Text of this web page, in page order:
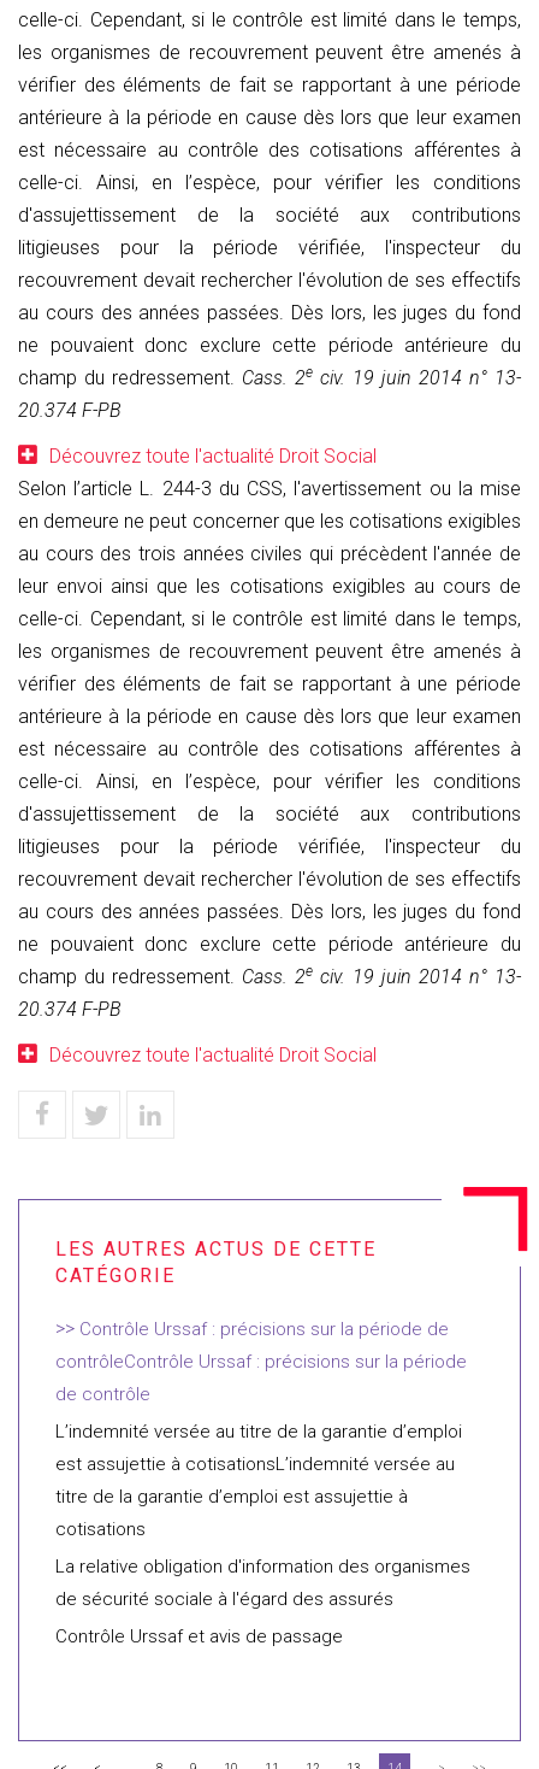
celle-ci. Cependant, si le contrôle est limité dans le temps,
les organismes de recouvrement peuvent être amenés à
vérifier des éléments de fait se rapportant à une période
antérieure à la période en cause dès lors que leur examen
est nécessaire au contrôle des cotisations afférentes à
celle-ci. Ainsi, en l’espèce, pour vérifier les conditions
d'assujettissement de la société aux contributions
litigieuses pour la période vérifiée, l'inspecteur du
recouvrement devait rechercher l'évolution de ses effectifs
au cours des années passées. Dès lors, les juges du fond
ne pouvaient donc exclure cette période antérieure du
champ du redressement. Cass. 2e civ. 19 juin 2014 n° 13-
20.374 F-PB
Découvrez toute l'actualité Droit Social
Selon l’article L. 244-3 du CSS, l'avertissement ou la mise
en demeure ne peut concerner que les cotisations exigibles
au cours des trois années civiles qui précèdent l'année de
leur envoi ainsi que les cotisations exigibles au cours de
celle-ci. Cependant, si le contrôle est limité dans le temps,
les organismes de recouvrement peuvent être amenés à
vérifier des éléments de fait se rapportant à une période
antérieure à la période en cause dès lors que leur examen
est nécessaire au contrôle des cotisations afférentes à
celle-ci. Ainsi, en l’espèce, pour vérifier les conditions
d'assujettissement de la société aux contributions
litigieuses pour la période vérifiée, l'inspecteur du
recouvrement devait rechercher l'évolution de ses effectifs
au cours des années passées. Dès lors, les juges du fond
ne pouvaient donc exclure cette période antérieure du
champ du redressement. Cass. 2e civ. 19 juin 2014 n° 13-
20.374 F-PB
Découvrez toute l'actualité Droit Social
Contrôle Urssaf : précisions sur la période de
contrôleContrôle Urssaf : précisions sur la période
de contrôle
L’indemnité versée au titre de la garantie d’emploi
est assujettie à cotisationsL’indemnité versée au
titre de la garantie d’emploi est assujettie à
cotisations
La relative obligation d'information des organismes
de sécurité sociale à l'égard des assurés
Contrôle Urssaf et avis de passage